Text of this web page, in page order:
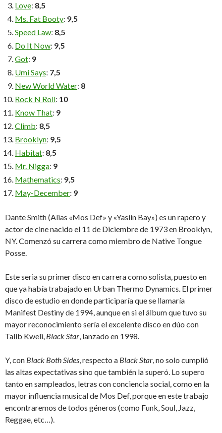
Love: 8,5
Ms. Fat Booty: 9,5
Speed Law: 8,5
Do It Now: 9,5
Got: 9
Umi Says: 7,5
New World Water: 8
Rock N Roll: 10
Know That: 9
Climb: 8,5
Brooklyn: 9,5
Habitat: 8,5
Mr. Nigga: 9
Mathematics: 9,5
May-December: 9
Dante Smith (Alias «Mos Def» y «Yasiin Bay») es un rapero y
actor de cine nacido el 11 de Diciembre de 1973 en Brooklyn,
NY. Comenzó su carrera como miembro de Native Tongue
Posse.
Este seria su primer disco en carrera como solista, puesto en
que ya había trabajado en Urban Thermo Dynamics. El primer
disco de estudio en donde participaría que se llamaría
Manifest Destiny de 1994, aunque en si el álbum que tuvo su
mayor reconocimiento sería el excelente disco en dúo con
Talib Kweli, Black Star, lanzado en 1998.
Y, con Black Both Sides, respecto a Black Star, no solo cumplió
las altas expectativas sino que también la superó. Lo supero
tanto en sampleados, letras con conciencia social, como en la
mayor influencia musical de Mos Def, porque en este trabajo
encontraremos de todos géneros (como Funk, Soul, Jazz,
Reggae, etc…).